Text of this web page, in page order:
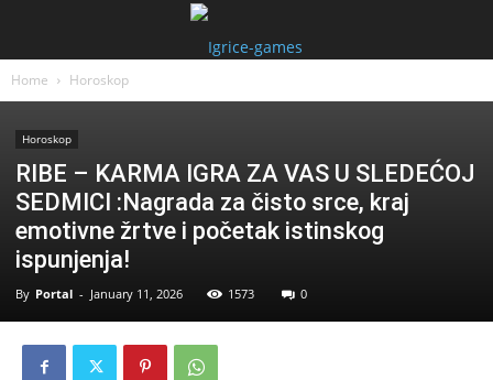
Home Horoskop
Horoskop
RIBE – KARMA IGRA ZA VAS U SLEDEĆOJ
SEDMICI :Nagrada za čisto srce, kraj
emotivne žrtve i početak istinskog
ispunjenja!
By Portal - January 11, 2026 1573 0